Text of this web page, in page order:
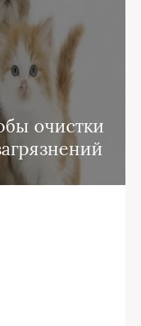
очистки